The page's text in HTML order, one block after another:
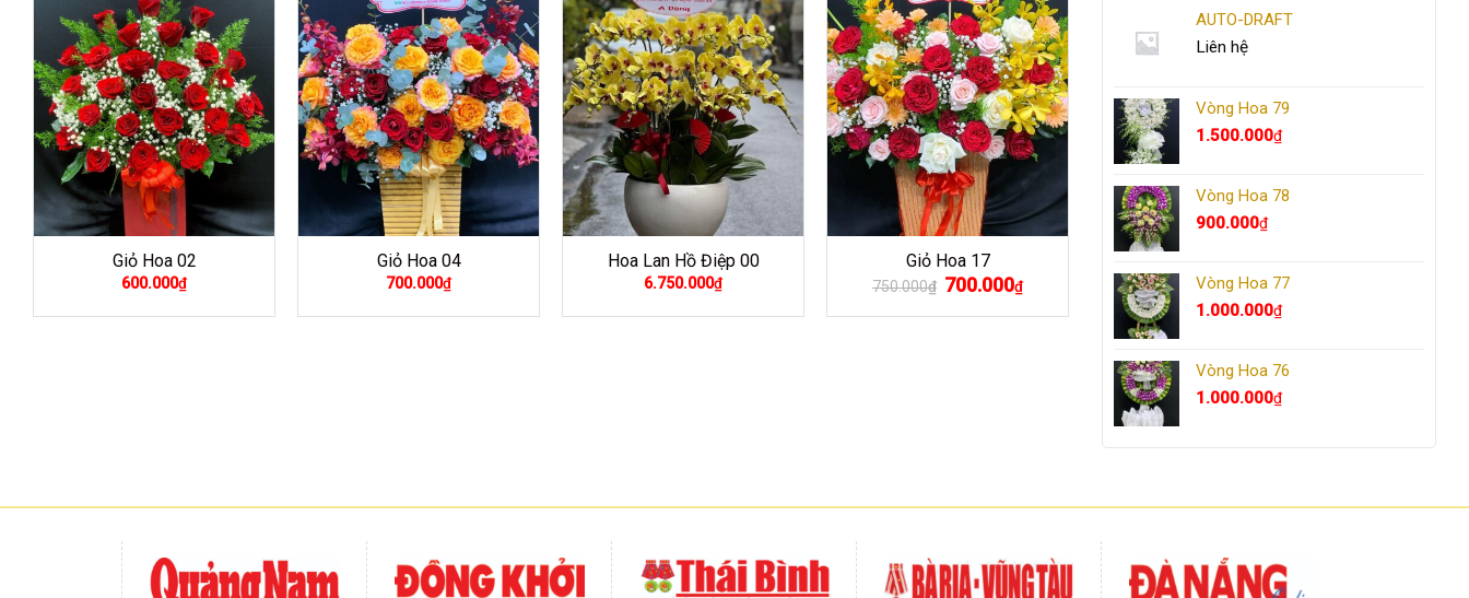
AUTO-DRAFT
Liên hệ
Vòng Hoa 79
1.500.000₫
Vòng Hoa 78
900.000₫
Vòng Hoa 77
1.000.000₫
Vòng Hoa 76
1.000.000₫
Giỏ Hoa 02
600.000₫
Giỏ Hoa 04
700.000₫
Hoa Lan Hồ Điệp 00
6.750.000₫
Giỏ Hoa 17
750.000₫ Giá
gốc
là:
700.000₫Giá
hiện
tại